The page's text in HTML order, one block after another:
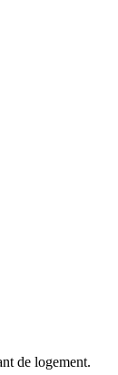
de logement.